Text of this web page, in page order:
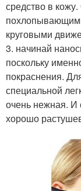
средство в
круговыми
3. начинай
поскольку
покраснения.
специальной
очень нежная. И
хорошо